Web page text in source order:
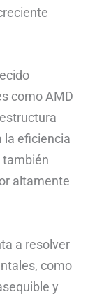
como AMD
la eficiencia
también
altamente
a resolver
como
y